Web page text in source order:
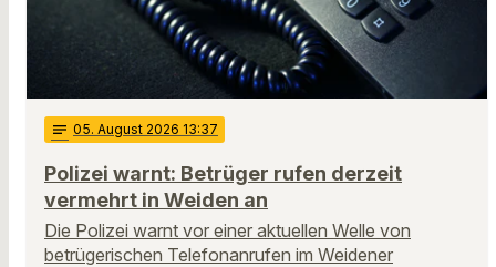
notes 05. August 2026 13:37
Polizei warnt: Betrüger rufen derzeit
vermehrt in Weiden an
Die Polizei warnt vor einer aktuellen Welle von
betrügerischen Telefonanrufen im Weidener